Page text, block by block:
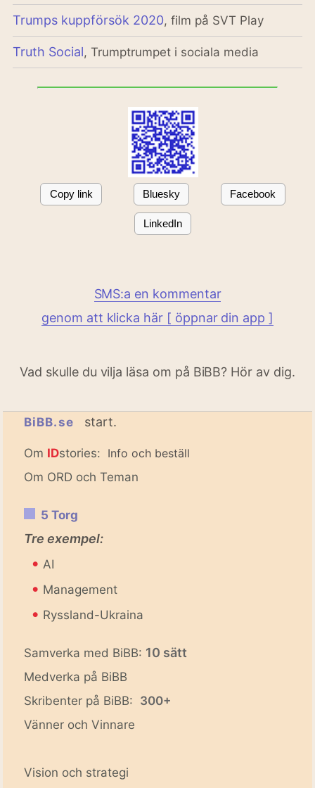
Trumps kuppförsök 2020, film på SVT Play
Truth Social, Trumptrumpet i sociala media
Copy link Bluesky Facebook
LinkedIn
SMS:a en kommentar
genom att klicka här [ öppnar din app ]
Vad skulle du vilja läsa om på BiBB? Hör av dig.
BiBB.se start.
Om IDstories: Info och beställ
Om ORD och Teman
5 Torg
Tre exempel:
• AI
• Management
• Ryssland-Ukraina
Samverka med BiBB: 10 sätt
Medverka på BiBB
Skribenter på BiBB: 300+
Vänner och Vinnare
Vision och strategi